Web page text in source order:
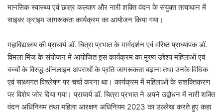
मानसिक स्‍वास्‍थ्‍य एवं छात्र कल्‍याण और नारी शक्ति वंदन के संयुक्‍त तत्‍वाधान में
साइबर क्राइम जागरूकता कार्यक्रम का आयोजन किया गया।
महाविद्यालय की प्राचार्य डॉ. चित्रा प्रभात के मार्गदर्शन एवं वरिष्ठ प्राध्यापक डॉ.
विमला मिंज के संयोजन में आयोजित इस कार्यक्रम का मुख्य उद्देश्य महिलाओं एवं
बच्चों के विरुद्ध ऑनलाइन अपराधों के प्रति जागरूकता बढ़ाना तथा उनके विधिक
एवं साक्ष्यगत विश्लेषण पर चर्चा करना था। कार्यक्रम में महिलाओं के सशक्तिकरण
पर विशेष जोर दिया गया। प्राचार्य डॉ. चित्रा प्रभात ने अपने उद्बोधन में नारी शक्ति
वंदन अधिनियम तथा महिला आरक्षण अधिनियम 2023 का उल्लेख करते हुए कहा